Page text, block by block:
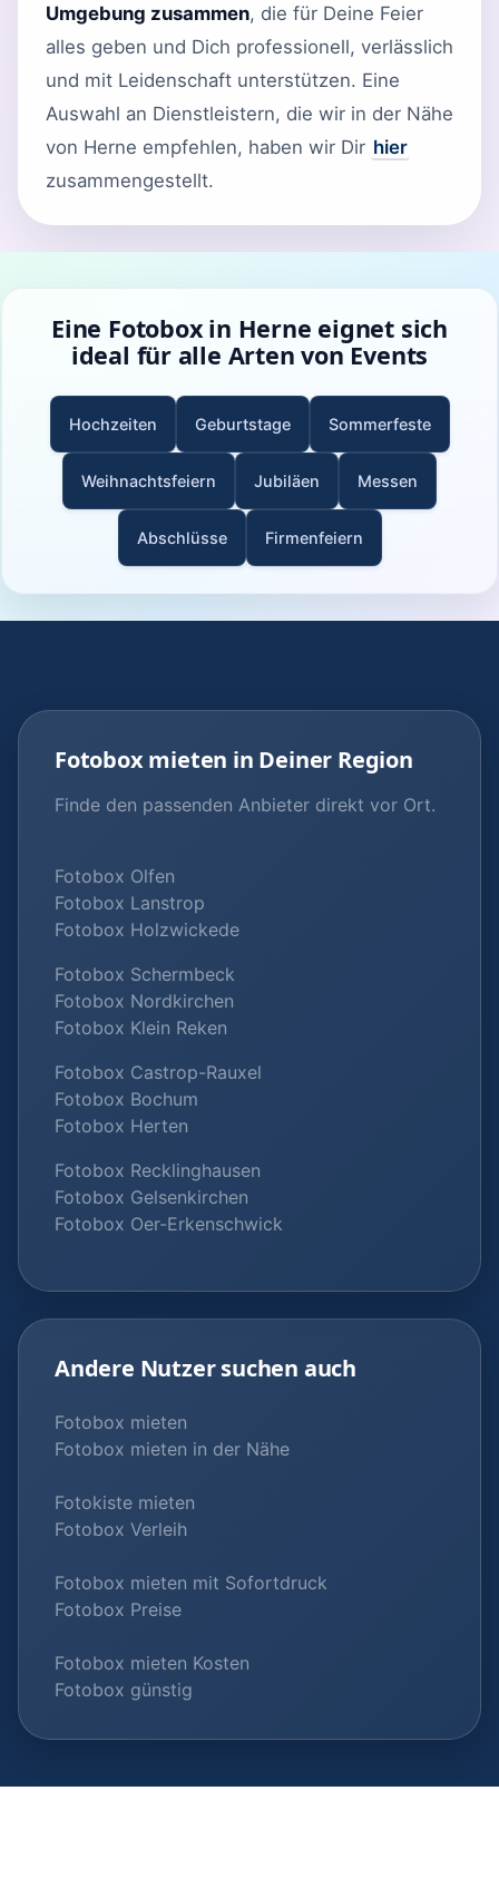
Umgebung zusammen, die für Deine Feier
alles geben und Dich professionell, verlässlich
und mit Leidenschaft unterstützen. Eine
Auswahl an Dienstleistern, die wir in der Nähe
von Herne empfehlen, haben wir Dir hier
zusammengestellt.
Eine Fotobox in Herne eignet sich
ideal für alle Arten von Events
Hochzeiten Geburtstage Sommerfeste
Weihnachtsfeiern Jubiläen Messen
Abschlüsse Firmenfeiern
Fotobox mieten in Deiner Region
Finde den passenden Anbieter direkt vor Ort.
Fotobox Olfen
Fotobox Lanstrop
Fotobox Holzwickede
Fotobox Schermbeck
Fotobox Nordkirchen
Fotobox Klein Reken
Fotobox Castrop-Rauxel
Fotobox Bochum
Fotobox Herten
Fotobox Recklinghausen
Fotobox Gelsenkirchen
Fotobox Oer-Erkenschwick
Andere Nutzer suchen auch
Fotobox mieten
Fotobox mieten in der Nähe
Fotokiste mieten
Fotobox Verleih
Fotobox mieten mit Sofortdruck
Fotobox Preise
Fotobox mieten Kosten
Fotobox günstig